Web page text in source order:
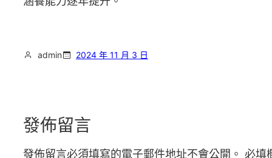
admin 2024 年 11 月 3 日
發佈留言
發佈留言必須填寫的電子郵件地址不會公開。 必填